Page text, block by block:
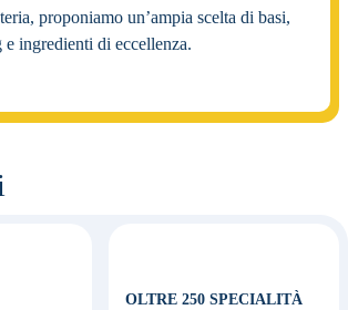
proponiamo un’ampia scelta di basi,
ingredienti di eccellenza.
OLTRE 250 SPECIALITÀ